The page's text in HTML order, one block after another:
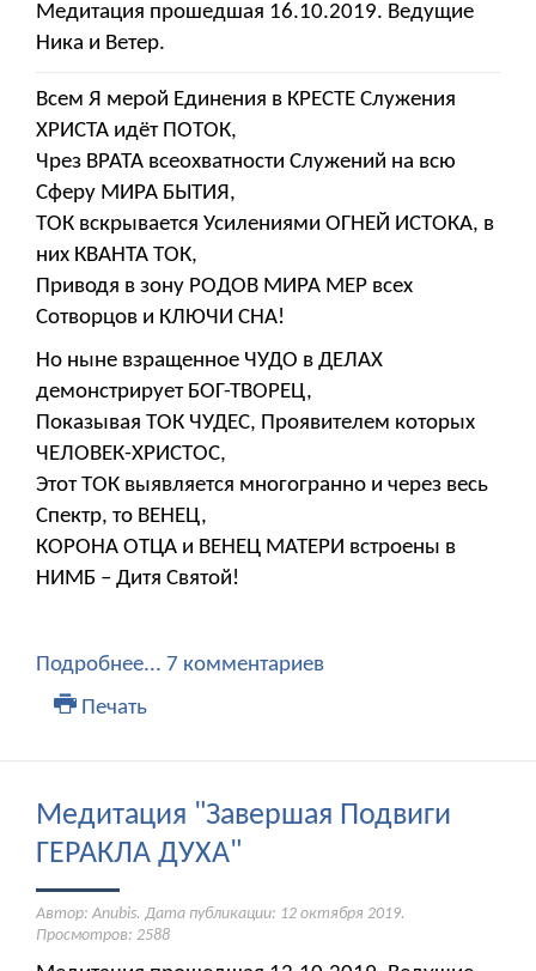
Медитация прошедшая 16.10.2019. Ведущие
Ника и Ветер.
Всем Я мерой Единения в КРЕСТЕ Служения
ХРИСТА идёт ПОТОК,
Чрез ВРАТА всеохватности Служений на всю
Сферу МИРА БЫТИЯ,
ТОК вскрывается Усилениями ОГНЕЙ ИСТОКА, в
них КВАНТА ТОК,
Приводя в зону РОДОВ МИРА МЕР всех
Сотворцов и КЛЮЧИ СНА!
Но ныне взращенное ЧУДО в ДЕЛАХ
демонстрирует БОГ-ТВОРЕЦ,
Показывая ТОК ЧУДЕС, Проявителем которых
ЧЕЛОВЕК-ХРИСТОС,
Этот ТОК выявляется многогранно и через весь
Спектр, то ВЕНЕЦ,
КОРОНА ОТЦА и ВЕНЕЦ МАТЕРИ встроены в
НИМБ – Дитя Святой!
Подробнее... 7 комментариев
Печать
Медитация "Завершая Подвиги
ГЕРАКЛА ДУХА"
Автор: Anubis. Дата публикации: 12 октября 2019.
Просмотров: 2588